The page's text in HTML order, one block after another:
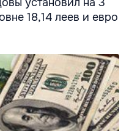
18,14 леев и евро